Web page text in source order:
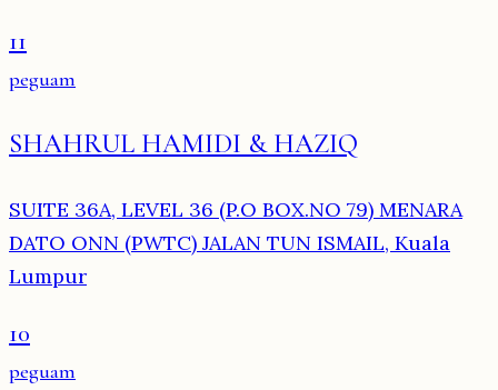
11
peguam
SHAHRUL HAMIDI & HAZIQ
SUITE 36A, LEVEL 36 (P.O BOX.NO 79) MENARA
DATO ONN (PWTC) JALAN TUN ISMAIL, Kuala
Lumpur
10
peguam